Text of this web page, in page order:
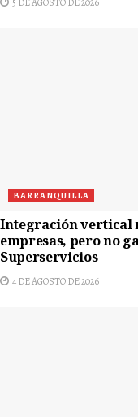
5 DE AGOSTO DE 2026
BARRANQUILLA
Integración vertical
empresas, pero no
Superservicios
4 DE AGOSTO DE 2026